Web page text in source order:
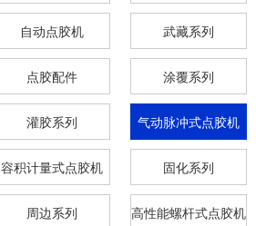
自动点胶机 武藏系列
点胶配件 涂覆系列
灌胶系列 气动脉冲式点胶机
容积计量式点胶机 固化系列
周边系列 高性能螺杆式点胶机